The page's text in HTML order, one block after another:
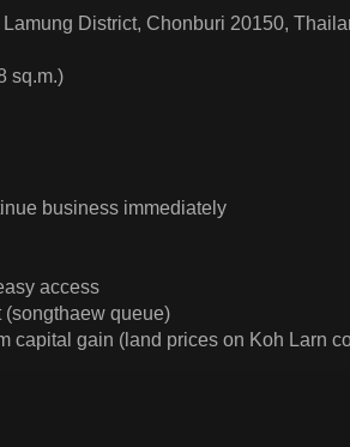
District, Chonburi 20150,
sq.m.)
business immediately
access
(songthaew queue)
capital gain (land prices on Koh Larn